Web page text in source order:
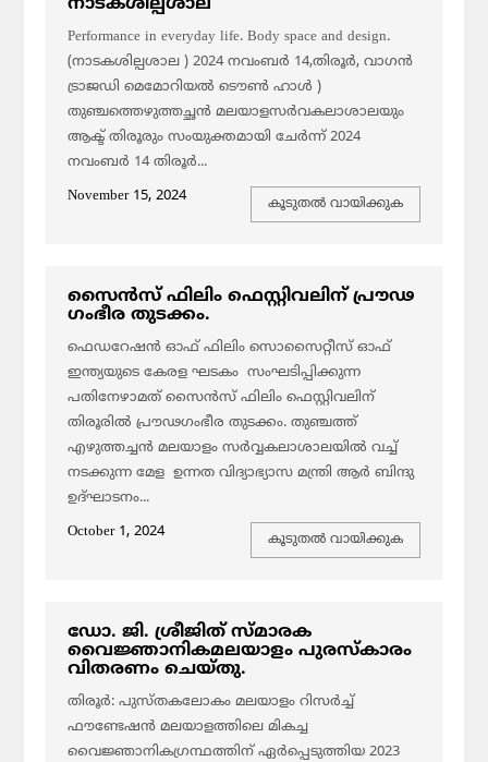
Performance in everyday life. Body space and design.
(നാടകശില്പശാല ) 2024 നവംബർ 14,തിരൂർ, വാഗൻ
ട്രാജഡി മെമോറിയൽ ടൌൺ ഹാൾ )
തുഞ്ചത്തെഴുത്തച്ഛൻ മലയാളസർവകലാശാലയും
ആക്ട് തിരൂരും സംയുക്തമായി ചേർന്ന് 2024
നവംബർ 14 തിരൂർ...
November 15, 2024
കൂടുതല്‍ വായിക്കുക
സൈൻസ് ഫിലിം ഫെസ്റ്റിവലിന് പ്രൗഢ​
ഗംഭീര തുടക്കം.
ഫെഡറേഷൻ ഓഫ് ഫിലിം സൊസൈറ്റീസ് ഓഫ്
ഇന്ത്യയുടെ കേരള ഘടകം സംഘടിപ്പിക്കുന്ന
പതിനേഴാമത് സൈൻസ് ഫിലിം ഫെസ്റ്റിവലിന്
തിരൂരിൽ പ്രൗഢ​ഗംഭീര തുടക്കം. തുഞ്ചത്ത്
എഴുത്തച്ചൻ മലയാളം സർവ്വകലാശാലയിൽ വച്ച്
നടക്കുന്ന മേള ഉന്നത വി​ദ്യാഭ്യാസ മന്ത്രി ആർ ബിന്ദു
ഉദ്ഘാടനം...
October 1, 2024
കൂടുതല്‍ വായിക്കുക
ഡോ. ജി. ശ്രീജിത് സ്മാരക
വൈജ്ഞാനികമലയാളം പുരസ്കാരം
വിതരണം ചെയ്തു.
തിരൂർ: പുസ്തകലോകം മലയാളം റിസർച്ച്
ഫൗണ്ടേഷൻ മലയാളത്തിലെ മികച്ച
വൈജ്ഞാനികഗ്രന്ഥത്തിന് ഏർപ്പെടുത്തിയ 2023